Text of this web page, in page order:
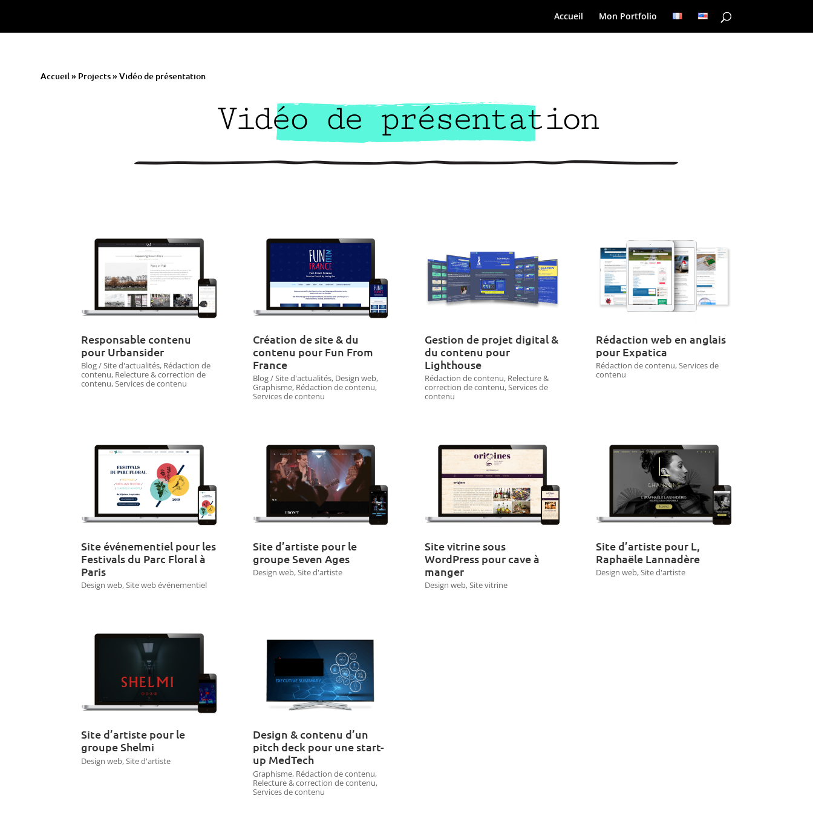
Accueil Mon Portfolio
Accueil» Projects»Vidéo de présentation
Vidéo de présentation
Responsable contenu
pour Urbansider
Blog / Site d'actualités, Rédaction de
contenu, Relecture & correction de
contenu,Services de contenu
Création de site & du
contenu pour Fun From
France
Blog / Site d'actualités, Design web,
Graphisme, Rédaction de contenu,
Services de contenu
Gestion de projet digital &
du contenu pour
Lighthouse
Rédaction de contenu, Relecture &
correction de contenu,Services de
contenu
Rédaction web en anglais
pour Expatica
Rédaction de contenu,Services de
contenu
Site événementiel pour les
Festivals du Parc Floral à
Paris
Design web,Site web événementiel
Site d’artiste pour le
groupe Seven Ages
Design web,Site d'artiste
Site vitrine sous
WordPress pour cave à
manger
Design web,Site vitrine
Site d’artiste pour L,
Raphaële Lannadère
Design web,Site d'artiste
Site d’artiste pour le
groupe Shelmi
Design web,Site d'artiste
Design & contenu d’un
pitch deck pour une start-
up MedTech
Graphisme, Rédaction de contenu,
Relecture & correction de contenu,
Services de contenu